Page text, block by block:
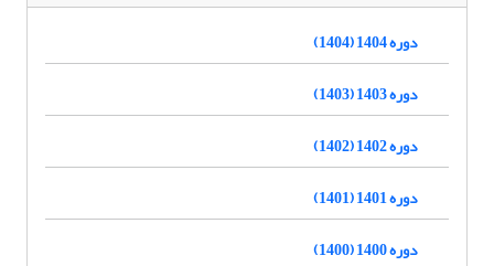
دوره 1404 (1404)
دوره 1403 (1403)
دوره 1402 (1402)
دوره 1401 (1401)
دوره 1400 (1400)